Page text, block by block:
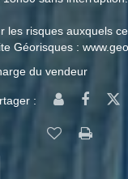
les risques auxquels
Géorisques :
du vendeur
: